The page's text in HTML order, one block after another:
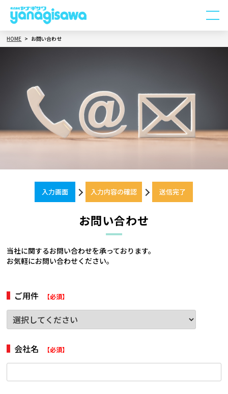
HOME お問い合わせ
入力画面 入力内容の確認 送信完了
お問い合わせ
当社に関するお問い合わせを承っております。
お気軽にお問い合わせください。
ご用件 【必須】
会社名 【必須】